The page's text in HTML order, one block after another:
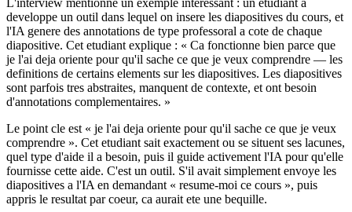
L'interview mentionne un exemple interessant : un etudiant a
developpe un outil dans lequel on insere les diapositives du cours, et
l'IA genere des annotations de type professoral a cote de chaque
diapositive. Cet etudiant explique : « Ca fonctionne bien parce que
je l'ai deja oriente pour qu'il sache ce que je veux comprendre — les
definitions de certains elements sur les diapositives. Les diapositives
sont parfois tres abstraites, manquent de contexte, et ont besoin
d'annotations complementaires. »
Le point cle est « je l'ai deja oriente pour qu'il sache ce que je veux
comprendre ». Cet etudiant sait exactement ou se situent ses lacunes,
quel type d'aide il a besoin, puis il guide activement l'IA pour qu'elle
fournisse cette aide. C'est un outil. S'il avait simplement envoye les
diapositives a l'IA en demandant « resume-moi ce cours », puis
appris le resultat par coeur, ca aurait ete une bequille.